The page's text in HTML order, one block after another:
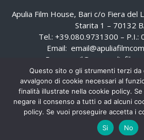
Apulia Film House, Bari c/o Fiera del
Starita 1 – 70132
Tel.: +39.080.9731300 – P.I.:
Email:
Pec:
Questo sito o gli strumenti terzi da
avvalgono di cookie necessari al
finalità illustrate nella cookie policy.
negare il consenso a tutti o ad alcuni
policy. Se vuoi proseguire accetta i
Si
No